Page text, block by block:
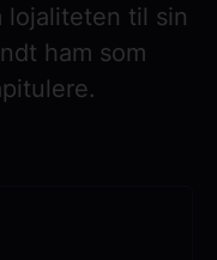
lojaliteten til sin
ham som